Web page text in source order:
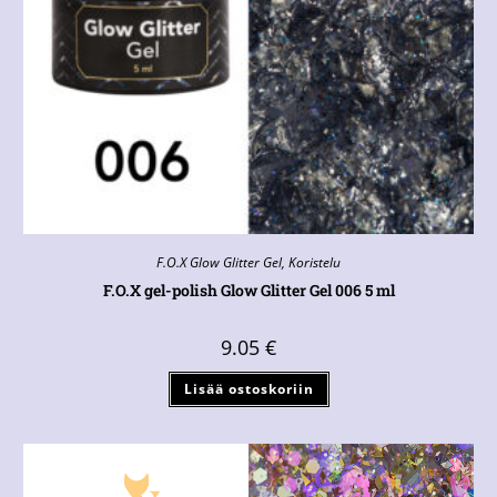
F.O.X Glow Glitter Gel, Koristelu
F.O.X gel-polish Glow Glitter Gel 006 5 ml
9.05 €
Lisää ostoskoriin